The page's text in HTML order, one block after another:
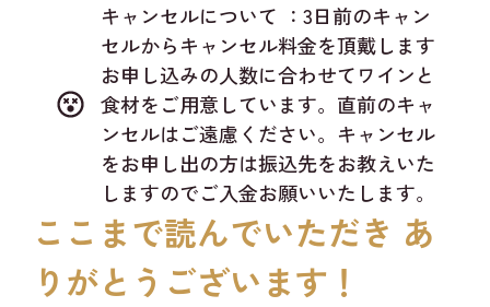
キャンセルについて ：3日前のキャン
セルからキャンセル料金を頂戴します
お申し込みの人数に合わせてワインと
食材をご用意しています。直前のキャ
ンセルはご遠慮ください。キャンセル
をお申し出の方は振込先をお教えいた
しますのでご入金お願いいたします。
ここまで読んでいただき あ
りがとうございます！​